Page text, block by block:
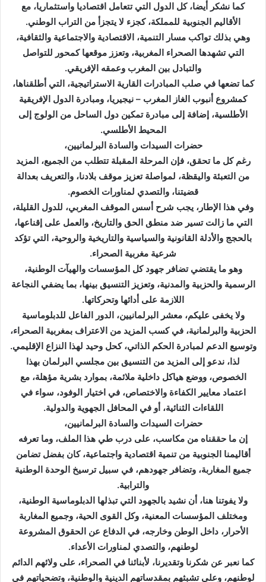
كما نشكر أيضا، كل الدول التي تتعامل اقتصاديا واستثماريا، مع
الأقاليم الجنوبية للمملكة، كجزء لا يتجزأ من التراب الوطني.
وهي بذلك تواكب مسار التنمية، الاقتصادية والاجتماعية والثقافية،
التي تشهدها الصحراء المغربية، وتعزز موقعها كمحور للتواصل
والتبادل بين المغرب وعمقه الإفريقي.
كما تضعها في صلب المبادرات القارية الاستراتيجية، التي أطلقناها،
كمشروع أنبوب الغاز المغرب – نيجيريا، ومبادرة الدول الإفريقية
الأطلسية، إضافة إلى مبادرة تمكين دول الساحل من الولوج إلى
المحيط الأطلسي.
حضرات السيدات والسادة البرلمانيين،
رغم كل ما تحقق، فإن المرحلة المقبلة تتطلب من الجميع، المزيد
من التعبئة واليقظة، لمواصلة تعزيز موقف بلادنا، والتعريف بعدالة
قضيتنا، والتصدي لمناورات الخصوم.
وفي هذا الإطار، يجب شرح أسس الموقف المغربي، للدول القليلة،
التي ما زالت تسير ضد منطق الحق والتاريخ، والعمل على إقناعها،
بالحجج والأدلة القانونية والسياسية والتاريخية والروحية، التي تؤكد
شرعية مغربية الصحراء.
وهو ما يقتضي تضافر جهود كل المؤسسات والهيآت الوطنية،
الرسمية والحزبية والمدنية، وتعزيز التنسيق بينها، بما يضفي النجاعة
اللازمة على أدائها وتحركاتها.
ولا يخفى عليكم، معشر البرلمانيين، الدور الفاعل للدبلوماسية
الحزبية والبرلمانية، في كسب المزيد من الاعتراف بمغربية الصحراء،
وتوسيع الدعم لمبادرة الحكم الذاتي، كحل وحيد لهذا النزاع الإقليمي.
لذا، ندعو إلى المزيد من التنسيق بين مجلسي البرلمان بهذا
الخصوص، ووضع هياكل داخلية ملائمة، بموارد بشرية مؤهلة، مع
اعتماد معايير الكفاءة والاختصاص، في اختيار الوفود، سواء في
اللقاءات الثنائية، أو في المحافل الجهوية والدولية.
حضرات السيدات والسادة البرلمانيين،
إن ما حققناه من مكاسب، على درب طي هذا الملف، وما تعرفه
أقاليمنا الجنوبية من تنمية اقتصادية واجتماعية، كان بفضل تضامن
جميع المغاربة، وتضافر جهودهم، في سبيل ترسيخ الوحدة الوطنية
والترابية.
ولا يفوتنا هنا، أن نشيد بالجهود التي تبذلها الدبلوماسية الوطنية،
ومختلف المؤسسات المعنية، وكل القوى الحية، وجميع المغاربة
الأحرار، داخل الوطن وخارجه، في الدفاع عن الحقوق المشروعة
لوطنهم، والتصدي لمناورات الأعداء.
كما نعبر عن شكرنا وتقديرنا، لأبنائنا في الصحراء، على ولائهم الدائم
لوطنهم، وعلى تشبثهم بمقدساتهم الدينية والوطنية، وتضحياتهم في